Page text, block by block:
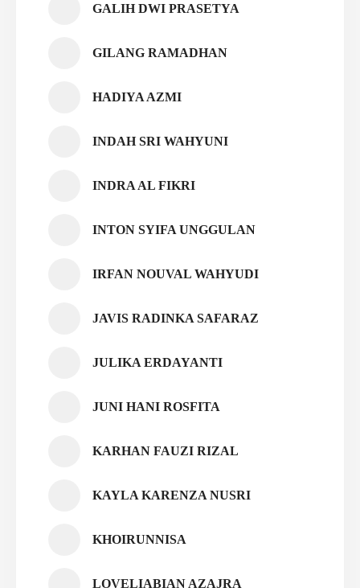
GALIH DWI PRASETYA
GILANG RAMADHAN
HADIYA AZMI
INDAH SRI WAHYUNI
INDRA AL FIKRI
INTON SYIFA UNGGULAN
IRFAN NOUVAL WAHYUDI
JAVIS RADINKA SAFARAZ
JULIKA ERDAYANTI
JUNI HANI ROSFITA
KARHAN FAUZI RIZAL
KAYLA KARENZA NUSRI
KHOIRUNNISA
LOVELIABIAN AZAJRA